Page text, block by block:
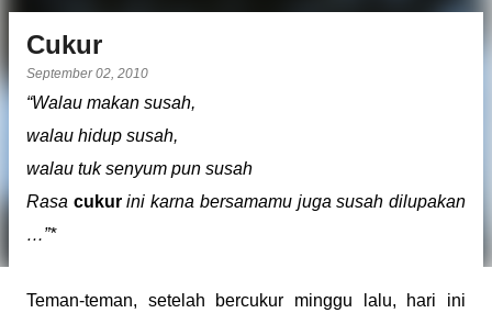
Cukur
September 02, 2010
“Walau makan susah,
walau hidup susah,
walau tuk senyum pun susah
Rasa cukurini karna bersamamu juga susah dilupakan
…”*
Teman-teman, setelah bercukur minggu lalu, hari ini